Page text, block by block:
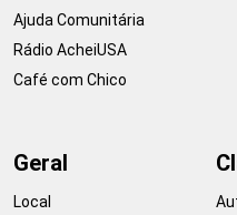
Ajuda Comunitária
Rádio AcheiUSA
Café com Chico
Geral
Local